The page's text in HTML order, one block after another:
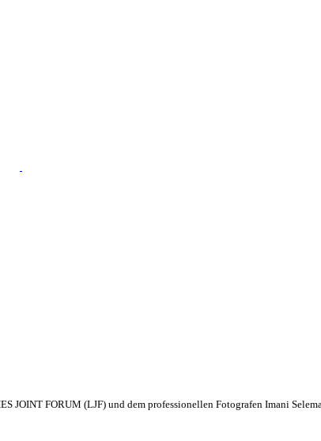
JOINT FORUM (LJF) und dem professionellen Fotografen Imani